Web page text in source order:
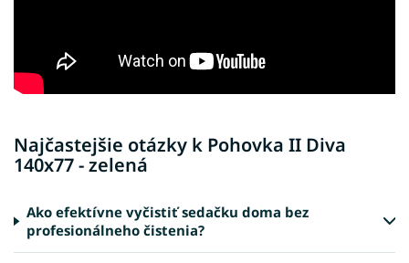
Najčastejšie otázky k Pohovka II Diva
140x77 - zelená
Ako efektívne vyčistiť sedačku doma bez
profesionálneho čistenia?